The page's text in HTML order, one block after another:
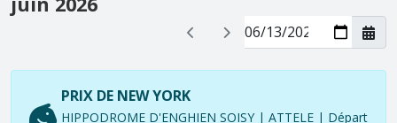
PRIX DE NEW YORK
HIPPODROME D'ENGHIEN SOISY | ATTELE | Départ